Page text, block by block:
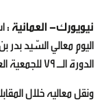
نيويورك- العمانية :
اليوم معالي السّيد بدر
الدورة الـ 79 للجمعية العامة للأمم المتحدة بنيويورك.‏
ونقل معاليه خلال